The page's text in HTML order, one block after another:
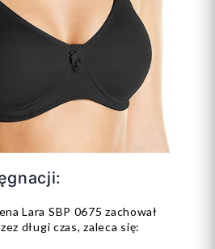
Lara SBP 0675 zachował
długi czas, zaleca się: